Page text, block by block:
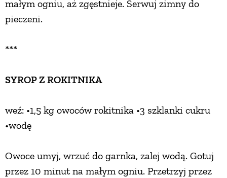
małym ogniu, aż zgęstnieje. Serwuj zimny do
pieczeni.
***
SYROP Z ROKITNIKA
weź: •1,5 kg owoców rokitnika •3 szklanki cukru
•wodę
Owoce umyj, wrzuć do garnka, zalej wodą. Gotuj
przez 10 minut na małym ogniu. Przetrzyj przez